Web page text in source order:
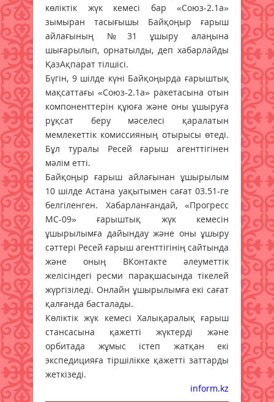
көліктік жүк кемесі бар «Союз-2.1а»
зымыран тасығышы Байқоңыр ғарыш
айлағының №31 ұшыру алаңына
шығарылып, орнатылды, деп хабарлайды
ҚазАқпарат тілшісі.
Бүгін, 9 шілде күні Байқоңырда ғарыштық
мақсаттағы «Союз-2.1а» ракетасына отын
компоненттерін құюға және оны ұшыруға
рұқсат беру мәселесі қаралатын
мемлекеттік комиссияның отырысы өтеді.
Бұл туралы Ресей ғарыш агенттігінен
мәлім етті.
Байқоңыр ғарыш айлағынан ұшырылым
10 шілде Астана уақытымен сағат 03.51-ге
белгіленген. Хабарланғандай, «Прогресс
МС-09» ғарыштық жүк кемесін
ұшырылымға дайындау және оны ұшыру
сәттері Ресей ғарыш агенттігінің сайтында
және оның ВКонтакте әлеуметтік
желісіндегі ресми парақшасында тікелей
жүргізіледі. Онлайн ұшырылымға екі сағат
қалғанда басталады.
Көліктік жүк кемесі Халықаралық ғарыш
стансасына қажетті жүктерді және
орбитада жұмыс істеп жатқан екі
экспедицияға тіршілікке қажетті заттарды
жеткізеді.
inform.kz